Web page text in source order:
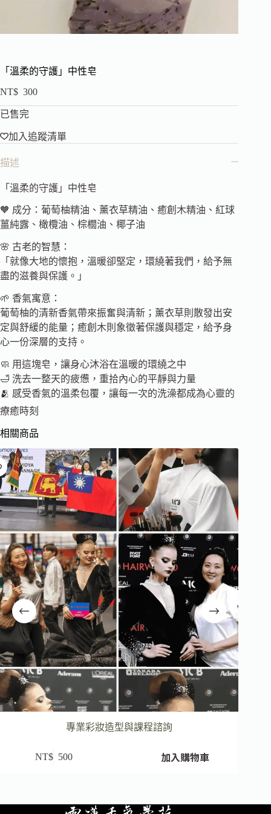
「溫柔的守護」中性皂
NT$ 300
已售完
加入追蹤清單
描述
「溫柔的守護」中性皂
🧡 成分：葡萄柚精油、薰衣草精油、癒創木精油、紅球
薑純露、橄欖油、棕櫚油、椰子油
🌸 古老的智慧：
「就像大地的懷抱，溫暖卻堅定，環繞著我們，給予無
盡的滋養與保護。」
🌱 香氣寓意：
葡萄柚的清新香氣帶來振奮與清新；薰衣草則散發出安
定與舒緩的能量；癒創木則象徵著保護與穩定，給予身
心一份深層的支持。
🧼 用這塊皂，讓身心沐浴在溫暖的環繞之中
🛁 洗去一整天的疲憊，重拾內心的平靜與力量
🫂 感受香氣的溫柔包覆，讓每一次的洗澡都成為心靈的
療癒時刻
相關商品
專業彩妝造型與課程諮詢
NT$ 500 加入購物車